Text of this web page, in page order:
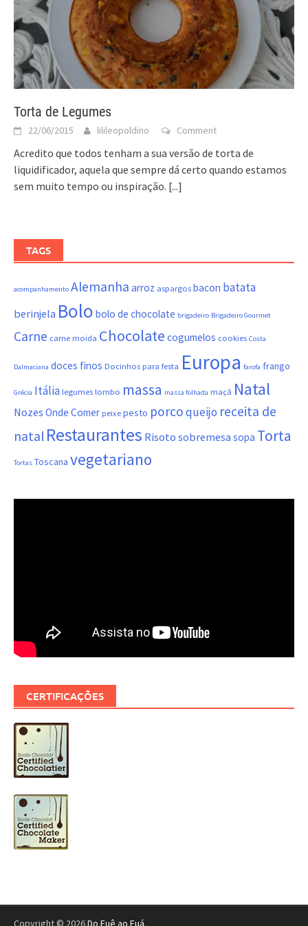
Torta de Legumes
22/06/2015 lilileopoldino Comment
Acredito que todos tenham a sua versão de torta de
liquidificador, aquela que sempre dá certo quando estamos
sem muito tempo ou inspiração. [...]
TAGS
acompanhamento Alemanha arroz aspargos bacon batata
berinjela Bolo bolo de chocolate brigadeiro Brigadeiro Gourmet
Carne carne moida Chocolate cogumelos cookies Costa
Dalmaciana doces finos Docinhos para festa Europa farofa frango
Grécia Itália legumes lombo massa massa folhada maçã Natal
Nozes Onde Comer peixe pesto porcoqueijo receita de
natal Restaurantes Risoto sobremesa sopa Torta
Tortas Toscana vegetariano
CERTIFICAÇÕES
Copyright © 2026Do Fuê ao Fuá.